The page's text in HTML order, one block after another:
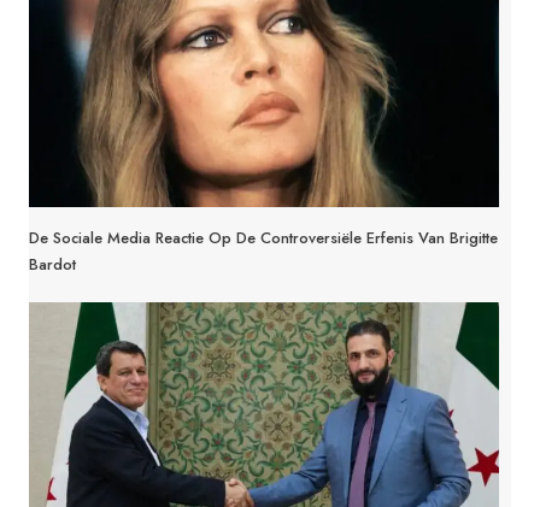
De Sociale Media Reactie Op De Controversiële Erfenis Van Brigitte
Bardot